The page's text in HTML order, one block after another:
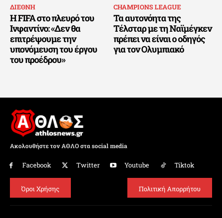
ΔΙΕΘΝΗ
Η FIFA στο πλευρό του
Ινφαντίνο: «Δεν θα
επιτρέψουμε την
υπονόμευση του έργου
του προέδρου»
CHAMPIONS LEAGUE
Τα αυτονόητα της
Τέλσταρ με τη Ναϊμέγκεν
πρέπει να είναι ο οδηγός
για τον Ολυμπιακό
Ακολουθήστε τον ΑΘΛΟ στα social media
Facebook Twitter Youtube Tiktok
Όροι Χρήσης Πολιτική Απορρήτου